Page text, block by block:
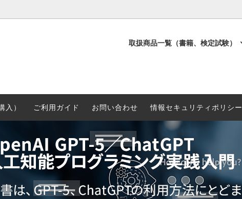
取扱商品一覧（書籍、検定試験）
入） ご利用ガイド お問い合わせ 情報セキュリティポリシー